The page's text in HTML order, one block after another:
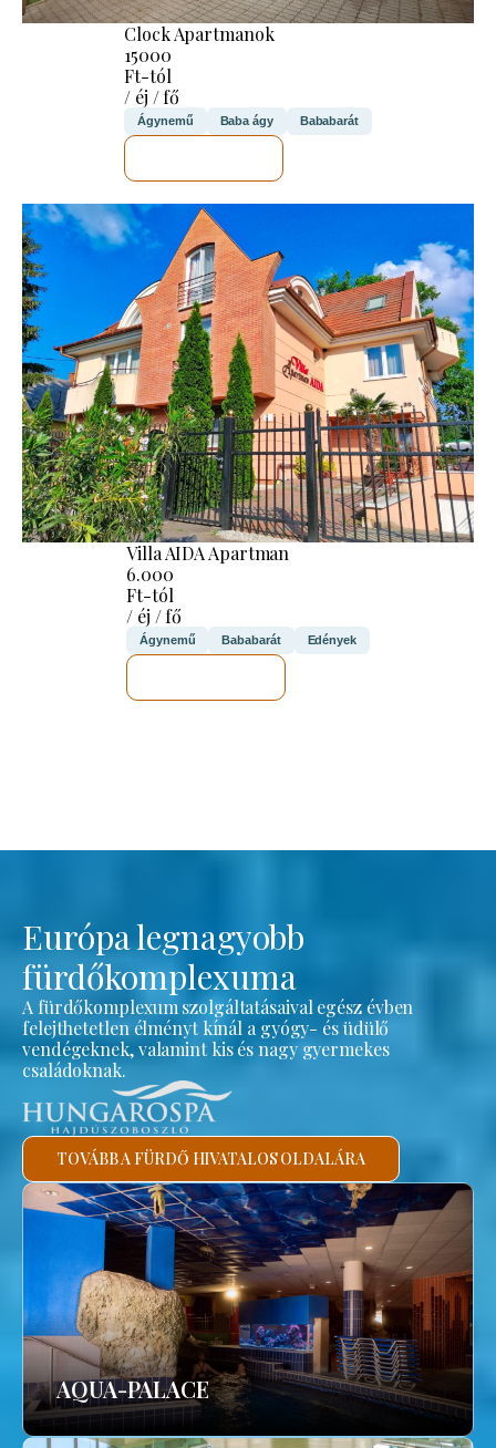
Clock Apartmanok
15000
Ft-tól
/ éj / fő
Ágynemű Baba ágy Bababarát
Villa AIDA Apartman
6.000
Ft-tól
/ éj / fő
Ágynemű Bababarát Edények
Európa legnagyobb
fürdőkomplexuma
A fürdőkomplexum szolgáltatásaival egész évben
felejthetetlen élményt kínál a gyógy- és üdülő
vendégeknek, valamint kis és nagy gyermekes
családoknak.
TOVÁBB A FÜRDŐ HIVATALOS OLDALÁRA
AQUA-PALACE